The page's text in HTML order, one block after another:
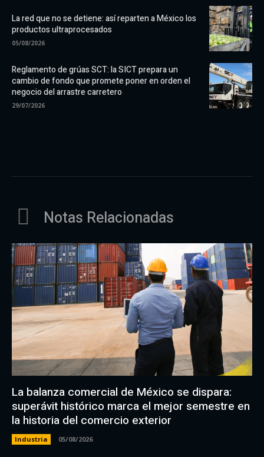
La red que no se detiene: así reparten a México los
productos ultraprocesados
05/08/2026
Reglamento de grúas SCT: la SICT prepara un
cambio de fondo que promete poner en orden el
negocio del arrastre carretero
29/07/2026
Notas Relacionadas
La balanza comercial de México se dispara:
superávit histórico marca el mejor semestre en
la historia del comercio exterior
Industria 05/08/2026